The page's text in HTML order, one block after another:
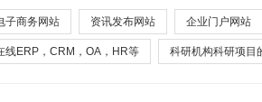
子商务网站 资讯发布网站 企业门户网站
线ERP，CRM，OA，HR等 科研机构科研项目